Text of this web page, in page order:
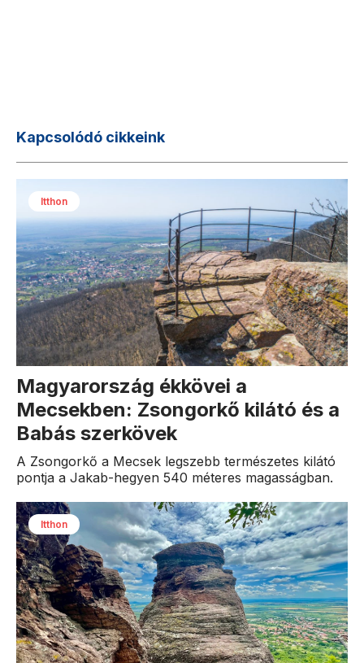
Kapcsolódó cikkeink
Itthon
Magyarország ékkövei a
Mecsekben: Zsongorkő kilátó és a
Babás szerkövek
A Zsongorkő a Mecsek legszebb természetes kilátó
pontja a Jakab-hegyen 540 méteres magasságban.
Itthon